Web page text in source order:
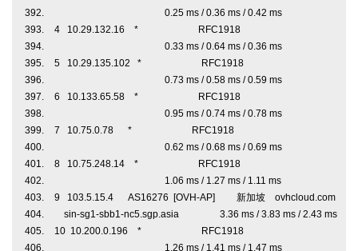
0.25 ms / 0.36 ms / 0.42 ms
4 10.29.132.16 * RFC1918
0.33 ms / 0.64 ms / 0.36 ms
5 10.29.135.102 * RFC1918
0.73 ms / 0.58 ms / 0.59 ms
6 10.133.65.58 * RFC1918
0.95 ms / 0.74 ms / 0.78 ms
7 10.75.0.78 * RFC1918
0.62 ms / 0.68 ms / 0.69 ms
8 10.75.248.14 * RFC1918
1.06 ms / 1.27 ms / 1.11 ms
9 103.5.15.4 AS16276 [OVH-AP] 新加坡 ovhcloud.com
sin-sg1-sbb1-nc5.sgp.asia 3.36 ms / 3.83 ms / 2.43 ms
10 10.200.0.196 * RFC1918
1.26 ms / 1.41 ms / 1.47 ms